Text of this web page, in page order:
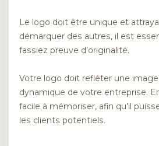
Le logo doit être unique et
démarquer des autres, il est
fassiez preuve d’originalité.
Votre logo doit refléter une
dynamique de votre entreprise.
facile à mémoriser, afin qu’il
les clients potentiels.